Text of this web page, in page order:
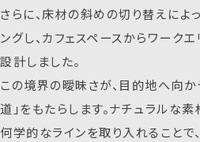
さらに、床材の斜めの切り替えによ
ングし、カフェスペースからワーク
設計しました。
この境界の曖昧さが、目的地へ向
道」をもたらします。ナチュラルな
何学的なラインを取り入れることで